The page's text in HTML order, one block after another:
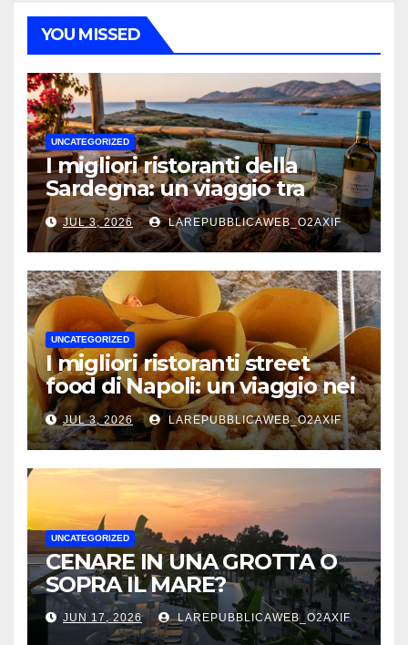
YOU MISSED
UNCATEGORIZED
I migliori ristoranti della
Sardegna: un viaggio tra
mare, tradizione e sapori
autentici
JUL 3, 2026 LAREPUBBLICAWEB_O2AXIF
UNCATEGORIZED
I migliori ristoranti street
food di Napoli: un viaggio nei
sapori autentici della città
JUL 3, 2026 LAREPUBBLICAWEB_O2AXIF
UNCATEGORIZED
CENARE IN UNA GROTTA O
SOPRA IL MARE?
JUN 17, 2026 LAREPUBBLICAWEB_O2AXIF